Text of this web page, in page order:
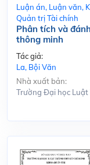
Luận án, Luận văn,
Quản trị Tài chính
Phân tích và
thông minh
Tác giả:
La, Bội Văn
Nhà xuất bản:
Trường Đại học Luật